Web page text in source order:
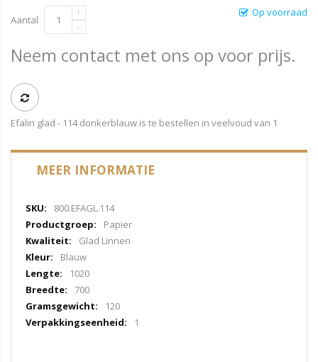
Op voorraad
Aantal
Neem contact met ons op voor prijs.
Efalin glad - 114 donkerblauw is te bestellen in veelvoud van 1
MEER INFORMATIE
Meer
informatie
800.EFAGL.114
Papier
Glad Linnen
Blauw
1020
700
120
1